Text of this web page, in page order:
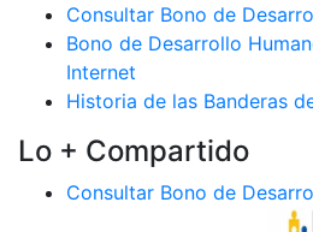
Consultar Bono de
Bono de Desarrollo
Internet
Historia de las Banderas
Lo + Compartido
Consultar Bono de